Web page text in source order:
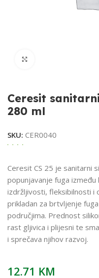
Ceresit
280 ml
SKU:CER0040
Ceresit CS 25 je sanitarni
popunjavanje fuga između
izdržljivosti, fleksibilnosti i
prikladan za brtvljenje
područjima. Prednost
rast gljivica i plijesni te
i sprečava njihov razvoj.
12.71 KM